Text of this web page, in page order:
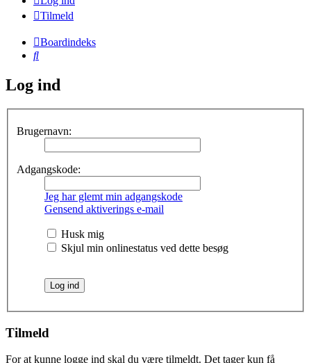
Tilmeld
Boardindeks
Søg
Log ind
Brugernavn:
Adgangskode:
Jeg har glemt min adgangskode
Gensend aktiverings e-mail
Husk mig
Skjul min onlinestatus ved dette besøg
Tilmeld
For at kunne logge ind skal du være tilmeldt. Det tager kun få